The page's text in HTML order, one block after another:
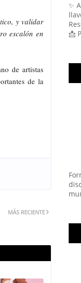
y validar
escalón en
de artistas
de la
MÁS RECIENTE
✨
📩